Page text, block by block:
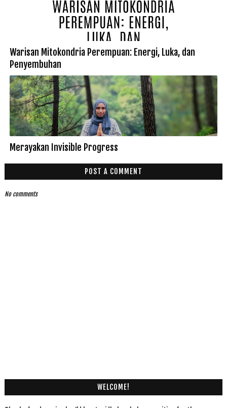
Warisan Mitokondria Perempuan: Energi, Luka, dan
Penyembuhan
Merayakan Invisible Progress
POST A COMMENT
No comments
WELCOME!